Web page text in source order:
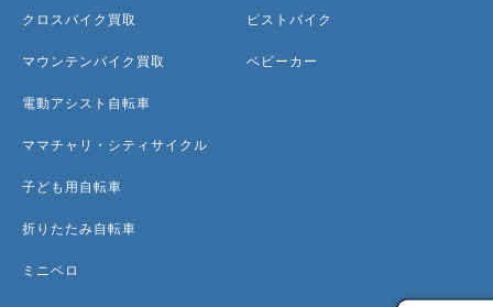
クロスバイク買取
マウンテンバイク買取
電動アシスト自転車
ママチャリ・シティサイクル
子ども用自転車
折りたたみ自転車
ミニベロ
ピストバイク
ベビーカー